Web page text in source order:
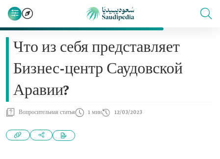
Что из себя представляет
Бизнес-центр Саудовской
Аравии?
Вопросительная статья 1 мин 12/03/2023